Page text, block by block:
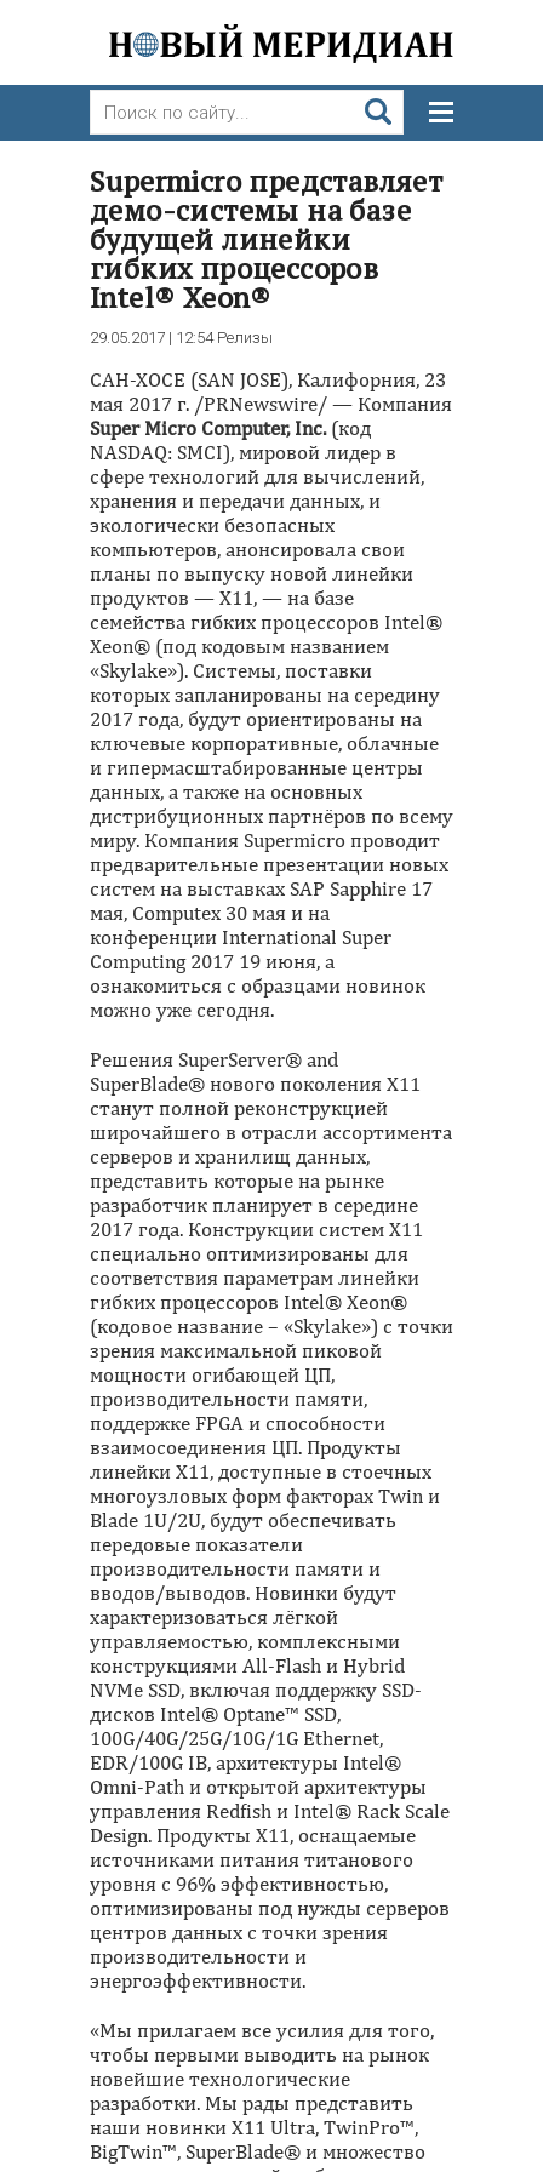
Supermicro представляет
демо-системы на базе
будущей линейки
гибких процессоров
Intel® Xeon®
29.05.2017 | 12:54 Релизы
САН-ХОСЕ (SAN JOSE), Калифорния, 23
мая 2017 г. /PRNewswire/ — Компания
Super Micro Computer, Inc.(код
NASDAQ: SMCI), мировой лидер в
сфере технологий для вычислений,
хранения и передачи данных, и
экологически безопасных
компьютеров, анонсировала свои
планы по выпуску новой линейки
продуктов — Х11, — на базе
семейства гибких процессоров Intel®
Xeon® (под кодовым названием
«Skylake»). Системы, поставки
которых запланированы на середину
2017 года, будут ориентированы на
ключевые корпоративные, облачные
и гипермасштабированные центры
данных, а также на основных
дистрибуционных партнёров по всему
миру. Компания Supermicro проводит
предварительные презентации новых
систем на выставках SAP Sapphire 17
мая, Computex 30 мая и на
конференции International Super
Computing 2017 19 июня, а
ознакомиться с образцами новинок
можно уже сегодня.
Решения SuperServer® and
SuperBlade® нового поколения Х11
станут полной реконструкцией
широчайшего в отрасли ассортимента
серверов и хранилищ данных,
представить которые на рынке
разработчик планирует в середине
2017 года. Конструкции систем Х11
специально оптимизированы для
соответствия параметрам линейки
гибких процессоров Intel® Xeon®
(кодовое название – «Skylake») с точки
зрения максимальной пиковой
мощности огибающей ЦП,
производительности памяти,
поддержке FPGA и способности
взаимосоединения ЦП. Продукты
линейки Х11, доступные в стоечных
многоузловых форм факторах Twin и
Blade 1U/2U, будут обеспечивать
передовые показатели
производительности памяти и
вводов/выводов. Новинки будут
характеризоваться лёгкой
управляемостью, комплексными
конструкциями All-Flash и Hybrid
NVMe SSD, включая поддержку SSD-
дисков Intel® Optane™ SSD,
100G/40G/25G/10G/1G Ethernet,
EDR/100G IB, архитектуры Intel®
Omni-Path и открытой архитектуры
управления Redfish и Intel® Rack Scale
Design. Продукты Х11, оснащаемые
источниками питания титанового
уровня с 96% эффективностью,
оптимизированы под нужды серверов
центров данных с точки зрения
производительности и
энергоэффективности.
«Мы прилагаем все усилия для того,
чтобы первыми выводить на рынок
новейшие технологические
разработки. Мы рады представить
наши новинки X11 Ultra, TwinPro™,
BigTwin™, SuperBlade® и множество